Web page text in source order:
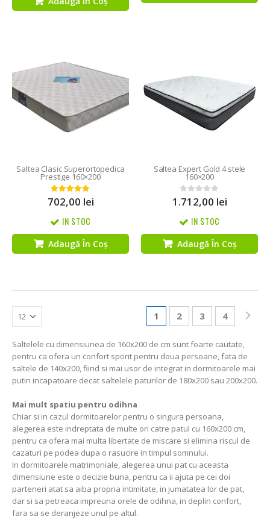
Saltea Clasic Superortopedica
Prestige 160×200
5.00 out of 5
702,00 lei
IN STOC
Adaugă În Coș
Saltea Expert Gold 4 stele
160×200
0out of 5
1.712,00 lei
IN STOC
Adaugă În Coș
1 2 3 4
Saltelele cu dimensiunea de 160x200 de cm sunt foarte cautate,
pentru ca ofera un confort sporit pentru doua persoane, fata de
saltele de 140x200, fiind si mai usor de integrat in dormitoarele mai
putin incapatoare decat saltelele paturilor de 180x200 sau 200x200.
Mai mult spatiu pentru odihna
Chiar si in cazul dormitoarelor pentru o singura persoana,
alegerea este indreptata de multe ori catre patul cu 160x200 cm,
pentru ca ofera mai multa libertate de miscare si elimina riscul de
cazaturi pe podea dupa o rasucire in timpul somnului.
In dormitoarele matrimoniale, alegerea unui pat cu aceasta
dimensiune este o decizie buna, pentru ca ii ajuta pe cei doi
parteneri atat sa aiba propria intimitate, in jumatatea lor de pat,
dar si sa petreaca impreuna orele de odihna, in deplin confort,
fara sa se deranjeze unul pe altul.